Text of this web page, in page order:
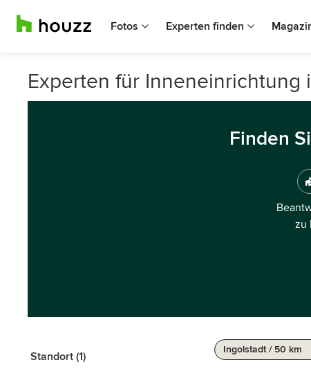
Fotos Experten finden
Experten für Inneneinrichtung
Finden
zu
Standort (1)
Ingolstadt / 50 km